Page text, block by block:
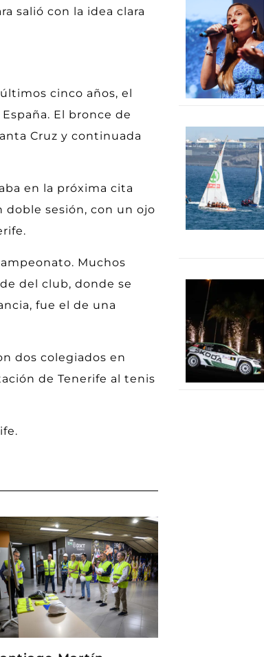
salió con la idea clara
cinco años, el
El bronce de
Cruz y continuada
en la próxima cita
doble sesión, con un ojo
Muchos
del club, donde se
fue el de una
dos colegiados en
de Tenerife al tenis